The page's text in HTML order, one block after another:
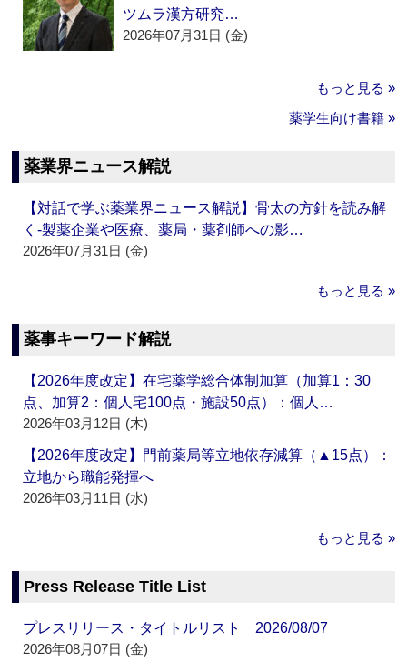
ツムラ漢方研究…
2026年07月31日 (金)
もっと見る »
薬学生向け書籍 »
薬業界ニュース解説
【対話で学ぶ薬業界ニュース解説】骨太の方針を読み解
く‐製薬企業や医療、薬局・薬剤師への影…
2026年07月31日 (金)
もっと見る »
薬事キーワード解説
【2026年度改定】在宅薬学総合体制加算（加算1：30
点、加算2：個人宅100点・施設50点）：個人…
2026年03月12日 (木)
【2026年度改定】門前薬局等立地依存減算（▲15点）：
立地から職能発揮へ
2026年03月11日 (水)
もっと見る »
Press Release Title List
プレスリリース・タイトルリスト 2026/08/07
2026年08月07日 (金)